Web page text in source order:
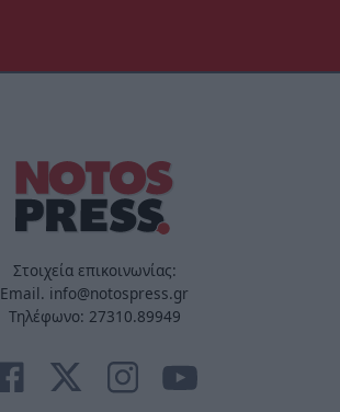
Στοιχεία επικοινωνίας:
Email. info@notospress.gr
Τηλέφωνο: 27310.89949